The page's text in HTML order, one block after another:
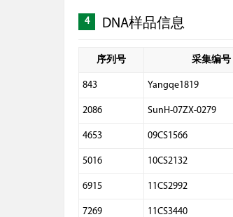
4 DNA样品信息
序列号 采集编号
843 Yangqe1819
2086 SunH-07ZX-0279
4653 09CS1566
5016 10CS2132
6915 11CS2992
7269 11CS3440